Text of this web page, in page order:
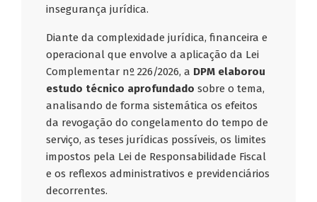
insegurança jurídica.
Diante da complexidade jurídica, financeira e
operacional que envolve a aplicação da Lei
Complementar nº 226/2026, a DPM elaborou
estudo técnico aprofundado sobre o tema,
analisando de forma sistemática os efeitos
da revogação do congelamento do tempo de
serviço, as teses jurídicas possíveis, os limites
impostos pela Lei de Responsabilidade Fiscal
e os reflexos administrativos e previdenciários
decorrentes.